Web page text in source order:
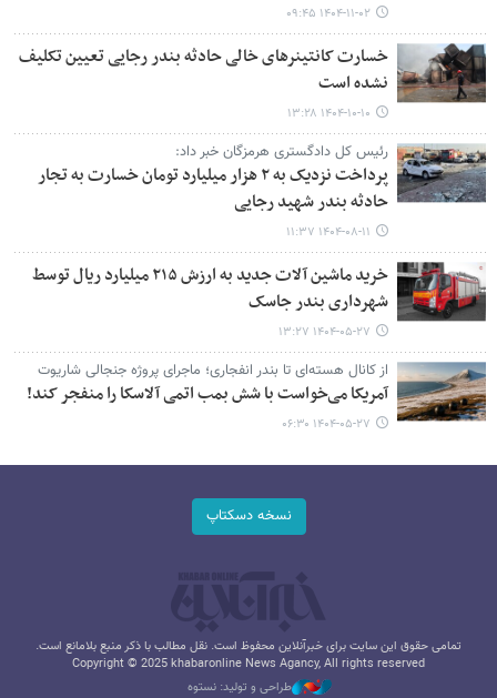
۱۴۰۴-۱۱-۰۲ ۰۹:۴۵
خسارت کانتینرهای خالی حادثه بندر رجایی تعیین تکلیف
نشده است
۱۴۰۴-۱۰-۱۰ ۱۳:۲۸
رئیس کل دادگستری هرمزگان خبر داد:
پرداخت نزدیک به ۲ هزار میلیارد تومان خسارت به تجار
حادثه بندر شهید رجایی
۱۴۰۴-۰۸-۱۱ ۱۱:۳۷
خرید ماشین آلات جدید به ارزش ۲۱۵ میلیارد ریال توسط
شهرداری بندر جاسک
۱۴۰۴-۰۵-۲۷ ۱۳:۲۷
از کانال هسته‌ای تا بندر انفجاری؛ ماجرای پروژه جنجالی شاریوت
آمریکا می‌خواست با شش بمب اتمی آلاسکا را منفجر کند!
۱۴۰۴-۰۵-۲۷ ۰۶:۳۰
نسخه دسکتاپ
تمامی حقوق این سایت برای خبرآنلاین محفوظ است. نقل مطالب با ذکر منبع بلامانع است.
Copyright © 2025 khabaronline News Agancy, All rights reserved
طراحی و تولید: نستوه